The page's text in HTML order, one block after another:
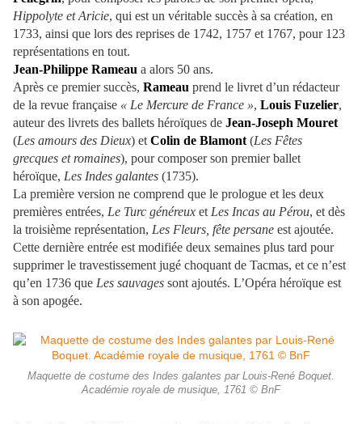
Hippolyte et Aricie, qui est un véritable succès à sa création, en
1733, ainsi que lors des reprises de 1742, 1757 et 1767, pour 123
représentations en tout.
Jean-Philippe Rameau a alors 50 ans.
Après ce premier succès, Rameau prend le livret d’un rédacteur
de la revue française « Le Mercure de France », Louis Fuzelier,
auteur des livrets des ballets héroïques de Jean-Joseph Mouret
(Les amours des Dieux) et Colin de Blamont (Les Fêtes
grecques et romaines), pour composer son premier ballet
héroïque, Les Indes galantes (1735).
La première version ne comprend que le prologue et les deux
premières entrées, Le Turc généreux et Les Incas au Pérou, et dès
la troisième représentation, Les Fleurs, fête persane est ajoutée.
Cette dernière entrée est modifiée deux semaines plus tard pour
supprimer le travestissement jugé choquant de Tacmas, et ce n’est
qu’en 1736 que Les sauvages sont ajoutés. L’Opéra héroïque est
à son apogée.
Maquette de costume des Indes galantes par Louis-René Boquet.
Académie royale de musique, 1761 © BnF